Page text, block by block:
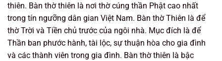
thiên. Bàn thờ thiên là nơi thờ cúng thần Phật cao nhất
trong tín ngưỡng dân gian Việt Nam. Bàn thờ Thiên là để
thờ Trời và Tiền chủ trước của ngôi nhà. Mục đích là để
Thần ban phước hành, tài lộc, sự thuận hòa cho gia đình
và các thành viên trong gia đình. Bàn thờ thiên là bậc